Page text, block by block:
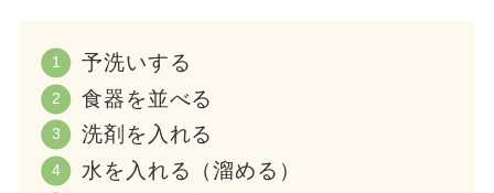
予洗いする
食器を並べる
洗剤を入れる
水を入れる（溜める）